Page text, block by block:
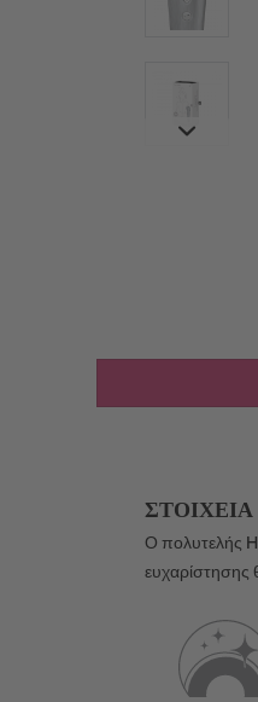
Κλειτοριδικά
ΣΤΟΙΧΕΊΑ
Ο πολυτελής
ευχαρίστησης